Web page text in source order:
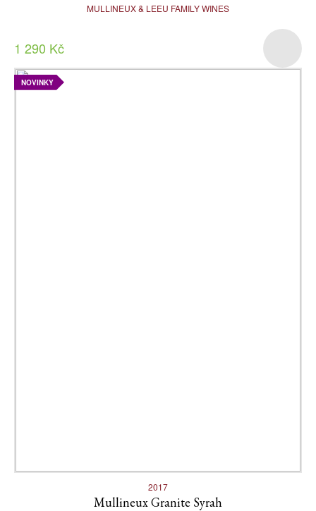
MULLINEUX & LEEU FAMILY WINES
1 290 Kč
NOVINKY
2017
Mullineux Granite Syrah